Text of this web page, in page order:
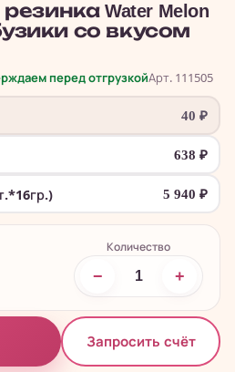
Water Melon
со вкусом
перед отгрузкойАрт. 111505
40 ₽
638 ₽
5 940 ₽
Количество
− +
Запросить счёт